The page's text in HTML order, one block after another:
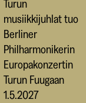
Turun
musiikkijuhlat tuo
Berliner
Philharmonikerin
Europakonzertin
Turun Fuugaan
1.5.2027